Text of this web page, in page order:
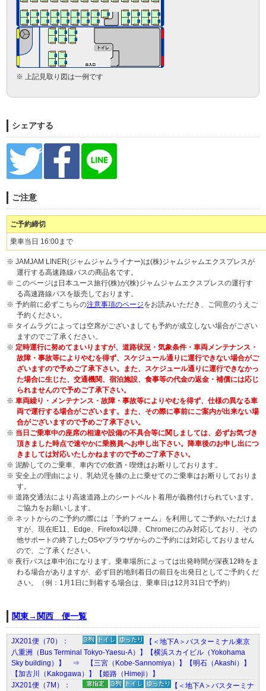
※ 上記見取り図は一例です
シェアする
ご注意
ご予約締切
乗車当日 16:00まで
※ JAMJAM LINER(ジャムジャムライナー)は(株)ジャムジャムエクスプレスが
運行する高速路線バスの商品名です。
※ このページは日本ユース旅行(株)が(株)ジャムジャムエクスプレスの運行す
る高速路線バスを販売しております。
※ 予約前に必ずこちらの注意事項のページをお読みいただき、ご同意のうえご
予約ください。
※ タイムラグによっては空席がございましても予約が成立しない場合がござい
ますのでご了承ください。
※ 定時運行に努めてまいりますが、道路状況・気象条件・車両メンテナンス・
故障・事故等によりやむを得ず、スケジュール通りに運行できない場合がご
ざいますので予めご了承下さい。また、スケジュール通りに運行できなかっ
た場合に生じた、交通機関、宿泊施設、食事等の代金の返金・補償には応じ
られませんので予めご了承下さい。
※ 車両繰り・メンテナンス・故障・事故等によりやむを得ず、仕様の異なる車
両で運行する場合がございます。また、その際に事前にご案内が出来ない場
合がございますので予めご了承下さい。
※ 当日ご乗車中の座席の相違や設備の不具合等に関しましては、必ずお気づき
頂きました時点で速やかに乗務員へお申し出下さい。降車後のお申し出につ
きましては対応いたしかねますので予めご了承下さい。
※ 泥酔してのご乗車、車内での飲酒・喫煙はお断りしております。
※ 安全上の理由により、乳幼児を膝の上に乗せてのご乗車はお断りしておりま
す。
※ 道路交通法により高速道路上のシートベルト着用が義務付けられています。
ご協力をお願いします。
※ ネットからのご予約の際には「予約フォーム」を利用してご予約いただけま
すが、現在IE11、Edge、Firefox4以降、Chromeにのみ対応しており、その
他サポートの終了したOSやブラウザからのご予約には対応しておりません
ので、ご了承ください。
※ 夜行バスは車中泊になります。乗車場所によっては出発時間が深夜12時をま
わる場合がありますが、必ず目的地到着日の前日を出発日としてご予約くだ
さい。（例：1月1日に到着する場合は、乗車日は12月31日で予約）
関東→関西 便一覧
JX201便（70）：
【＜地下A＞バスターミナル東京
八重洲（Bus Terminal Tokyo-Yaesu-A）】【横浜スカイビル（Yokohama
Sky building）】 ⇒ 【三宮（Kobe-Sannomiya）】【明石（Akashi）】
【加古川（Kakogawa）】【姫路（Himeji）】
JX201便（7M）：
【＜地下A＞バスターミナ